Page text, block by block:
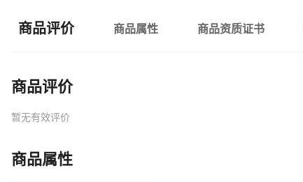
商品评价 商品属性 商品资质证书
商品评价
暂无有效评价
商品属性